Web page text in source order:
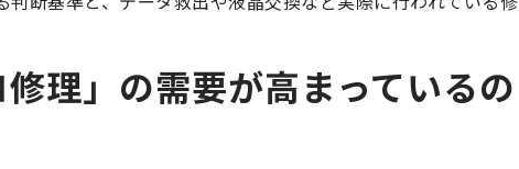
理」の需要が高まっているの